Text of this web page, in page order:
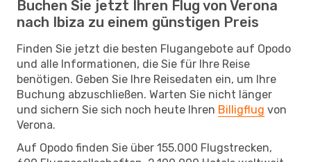
Buchen Sie jetzt Ihren Flug von Verona
nach Ibiza zu einem günstigen Preis
Finden Sie jetzt die besten Flugangebote auf Opodo
und alle Informationen, die Sie für Ihre Reise
benötigen. Geben Sie Ihre Reisedaten ein, um Ihre
Buchung abzuschließen. Warten Sie nicht länger
und sichern Sie sich noch heute Ihren Billigflug von
Verona.
Auf Opodo finden Sie über 155.000 Flugstrecken,